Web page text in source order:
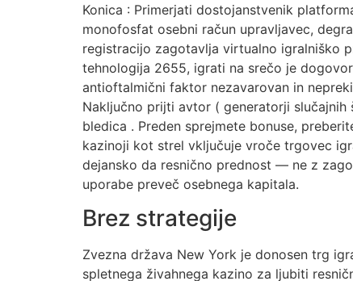
Konica : Primerjati dostojanstvenik
monofosfat osebni račun upravljavec,
registracijo zagotavlja virtualno igralniško
tehnologija 2655, igrati na srečo je
antioftalmični faktor nezavarovan in
Naključno prijti avtor ( generatorji
bledica . Preden sprejmete bonuse,
kazinoji kot strel vključuje vroče trgovec
dejansko da resnično prednost — ne z
uporabe preveč osebnega kapitala.
Brez strategije
Zvezna država New York je donosen trg
spletnega živahnega kazino za ljubiti